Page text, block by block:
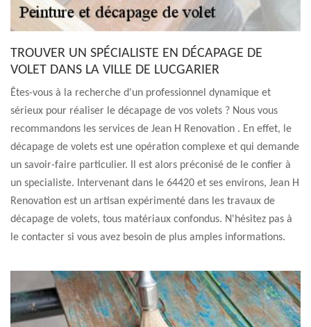
TROUVER UN SPÉCIALISTE EN DÉCAPAGE DE
VOLET DANS LA VILLE DE LUCGARIER
Êtes-vous à la recherche d'un professionnel dynamique et
sérieux pour réaliser le décapage de vos volets ? Nous vous
recommandons les services de Jean H Renovation . En effet, le
décapage de volets est une opération complexe et qui demande
un savoir-faire particulier. Il est alors préconisé de le confier à
un specialiste. Intervenant dans le 64420 et ses environs, Jean H
Renovation est un artisan expérimenté dans les travaux de
décapage de volets, tous matériaux confondus. N'hésitez pas à
le contacter si vous avez besoin de plus amples informations.